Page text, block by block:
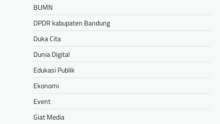
BUMN
DPDR kabupaten Bandung
Duka Cita
Dunia Digital
Edukasi Publik
Ekonomi
Event
Giat Media